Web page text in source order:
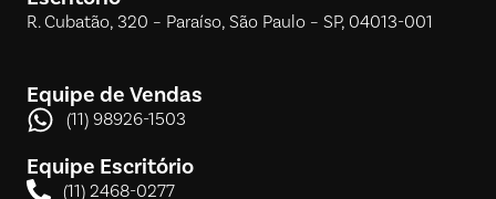
R. Cubatão, 320 – Paraíso, São Paulo – SP, 04013-001
Equipe de Vendas
(11) 98926-1503
Equipe Escritório
(11) 2468-0277